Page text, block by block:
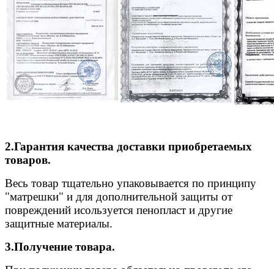
2.Гарантия качества доставки приобретаемых
товаров.
Весь товар тщательно упаковывается по принципу
"матрешки" и для дополнительной защиты от
повреждений исользуется пенопласт и другие
защитные материалы.
3.Получение товара.